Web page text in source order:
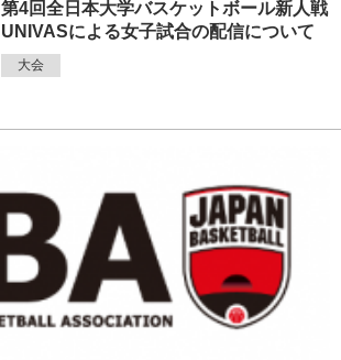
第4回全日本大学バスケットボール新人戦
UNIVASによる女子試合の配信について
大会